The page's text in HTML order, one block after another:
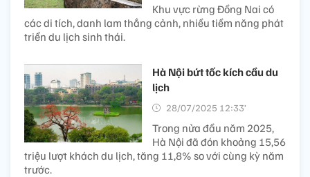
Khu vực rừng Đồng Nai có
các di tích, danh lam thắng cảnh, nhiều tiềm năng phát
triển du lịch sinh thái.
Hà Nội bứt tốc kích cầu du
lịch
28/07/2025 12:33’
Trong nửa đầu năm 2025,
Hà Nội đã đón khoảng 15,56
triệu lượt khách du lịch, tăng 11,8% so với cùng kỳ năm
trước.